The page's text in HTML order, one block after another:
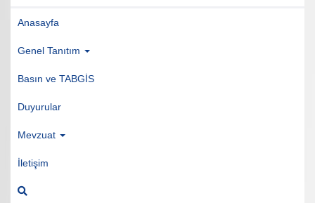
Anasayfa
Genel Tanıtım
Basın ve TABGİS
Duyurular
Mevzuat
İletişim